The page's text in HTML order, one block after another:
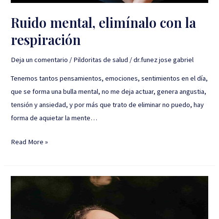
Ruido mental, elimínalo con la
respiración
Deja un comentario / Pildoritas de salud /dr.funez jose gabriel
Tenemos tantos pensamientos, emociones, sentimientos en el día,
que se forma una bulla mental, no me deja actuar, genera angustia,
tensión y ansiedad, y por más que trato de eliminar no puedo, hay
forma de aquietar la mente…
Read More »